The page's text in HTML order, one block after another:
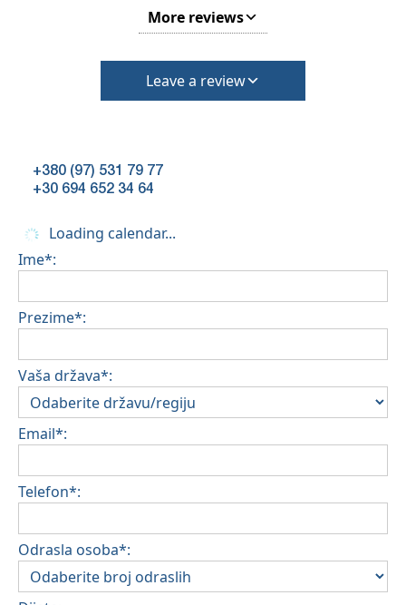
More reviews
Leave a review
+380 (97) 531 79 77
+30 694 652 34 64
Loading calendar...
Ime*:
Prezime*:
Vaša država*:
Email*:
Telefon*:
Odrasla osoba*: